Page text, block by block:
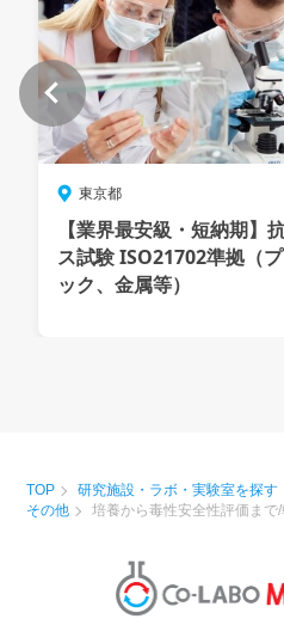
東京都
【業界最安級・短納期】
ス試験 ISO21702準拠（
ック、金属等）
TOP 研究施設・ラボ・実験室を探す
その他
培養から毒性安全性評価まで